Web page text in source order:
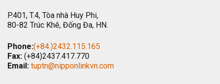
P.401, T.4, Tòa nhà Huy Phi,
80-82 Trúc Khê, Đống Đa, HN.
Phone:(+84.)2432.115.165
Fax: (+84)2437.417.770
Email: tuptn@nipponlinkvn.com